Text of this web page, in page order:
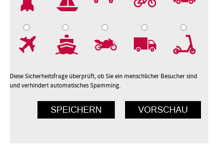
Diese Sicherheitsfrage überprüft, ob Sie ein menschlicher Besucher sind
und verhindert automatisches Spamming.